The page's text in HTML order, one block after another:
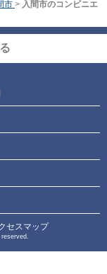
市 > 入間市のコンビニエ
セスマップ